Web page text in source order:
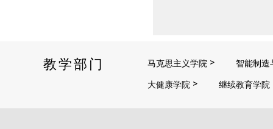
教学部门 马克思主义学院
智能制造
大健康学院
继续教育学院